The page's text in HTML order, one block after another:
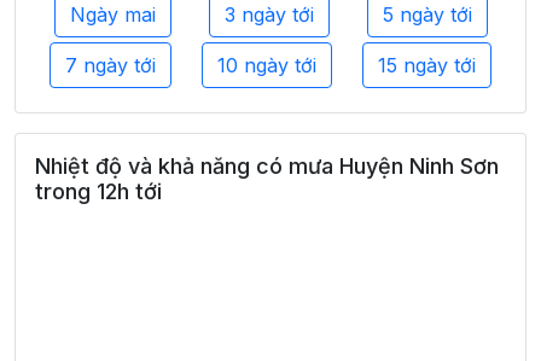
Ngày mai 3 ngày tới 5 ngày tới
7 ngày tới 10 ngày tới 15 ngày tới
Nhiệt độ và khả năng có mưa Huyện Ninh Sơn
trong 12h tới